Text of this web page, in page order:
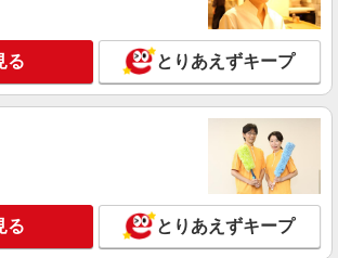
月給199000円〜243000円 ※経験考慮 ※能力
より随時昇給あり 固定残業代：なし 【一律手
】 全員に一律で支払われる通勤・皆勤・家族手
金額：なし 全員に一律で支払われるその他手当
：あり 《月収例》 月収270,000円（入社1
年） （基本給199,000円+各種手当+残業代）+販
報奨金 月収350,000円（入社3年） （基本給
円+各種手当+残業代＋役職手当）+販売報
出光アポロステーション 草加南給油所 埼玉
草加市谷塚町1888-1
詳細を見る
ネオス 草加バイパス給油所
ガソリンスタンド短期スタッフ
る とりあえずキープ
る とりあえずキープ